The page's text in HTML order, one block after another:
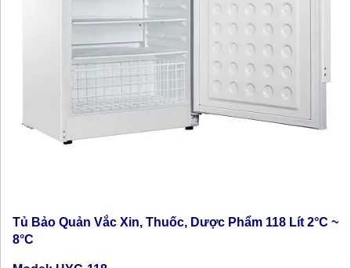
Tủ Bảo Quản Vắc Xin, Thuốc, Dược Phẩm 118 Lít 2°C ~
8°C